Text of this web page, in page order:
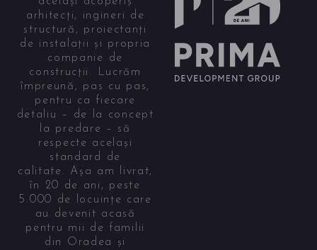
arhitecți, ingineri de
structură, proiectanți
de instalații și propria
companie de
construcții. Lucrăm
împreună, pas cu pas,
pentru ca fiecare
detaliu – de la concept
la predare – să
respecte același
standard de
calitate. Așa am livrat,
în 20 de ani, peste
5.000 de locuințe care
au devenit acasă
pentru mii de familii
din Oradea și